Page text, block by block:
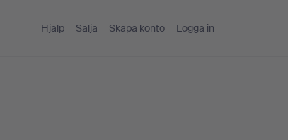
Hjälp Sälja Skapa konto Logga in